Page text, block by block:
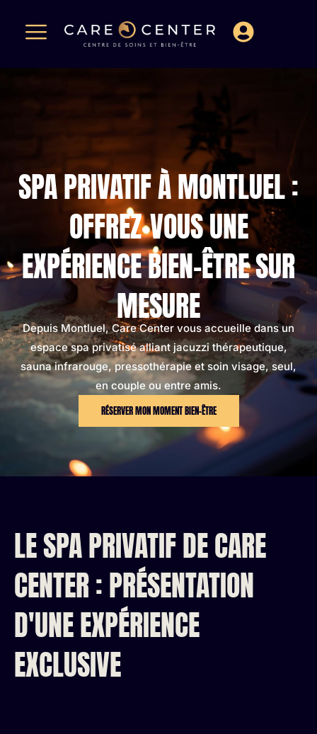
SPA PRIVATIF À MONTLUEL :
OFFREZ-VOUS UNE
EXPÉRIENCE BIEN-ÊTRE SUR
MESURE
Depuis Montluel, Care Center vous accueille dans un
espace spa privatisé alliant jacuzzi thérapeutique,
sauna infrarouge, pressothérapie et soin visage, seul,
en couple ou entre amis.
RÉSERVER MON MOMENT BIEN-ÊTRE
LE SPA PRIVATIF DE CARE
CENTER : PRÉSENTATION
D'UNE EXPÉRIENCE
EXCLUSIVE